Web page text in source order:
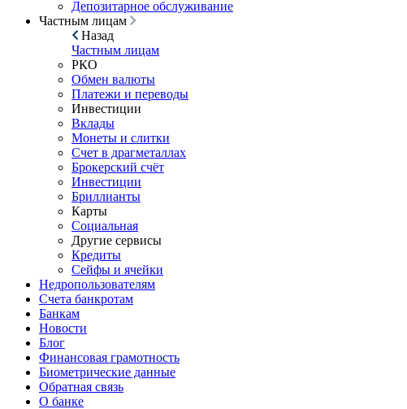
Депозитарное обслуживание
Частным лицам
Назад
Частным лицам
РКО
Обмен валюты
Платежи и переводы
Инвестиции
Вклады
Монеты и слитки
Счет в драгметаллах
Брокерский счёт
Инвестиции
Бриллианты
Карты
Социальная
Другие сервисы
Кредиты
Сейфы и ячейки
Недропользователям
Счета банкротам
Банкам
Новости
Блог
Финансовая грамотность
Биометрические данные
Обратная связь
О банке